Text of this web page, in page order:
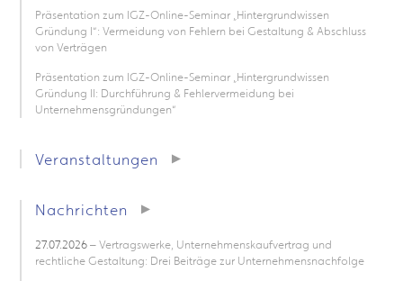
Präsentation zum IGZ-Online-Seminar „Hintergrundwissen
Gründung I“: Vermeidung von Fehlern bei Gestaltung & Abschluss
von Verträgen
Präsentation zum IGZ-Online-Seminar „Hintergrundwissen
Gründung II: Durchführung & Fehlervermeidung bei
Unternehmensgründungen“
Veranstaltungen
Nachrichten
27.07.2026– Vertragswerke, Unternehmenskaufvertrag und
rechtliche Gestaltung: Drei Beiträge zur Unternehmensnachfolge